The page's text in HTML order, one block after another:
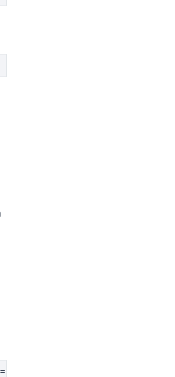
javascript"></script>